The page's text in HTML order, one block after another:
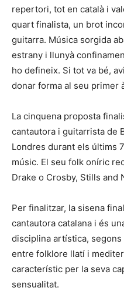
repertori, tot en català i
quart finalista, un brot
guitarra. Música sorgida
estrany i llunyà
ho defineix. Si tot va bé,
donar forma al seu primer
La cinquena proposta
cantautora i guitarrista de
Londres durant els últims
músic. El seu folk oníric
Drake o Crosby, Stills and
Per finalitzar, la sisena
cantautora catalana i és
disciplina artística,
entre folklore llatí i
característic per la seva
sensualitat.